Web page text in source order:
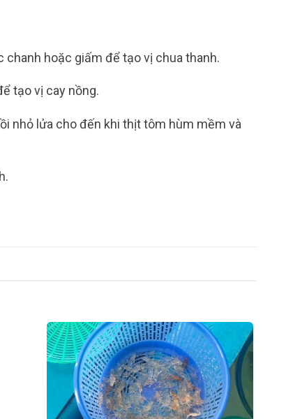
hoặc giấm để tạo vị chua thanh.
tạo vị cay nồng.
nhỏ lửa cho đến khi thịt tôm hùm mềm và